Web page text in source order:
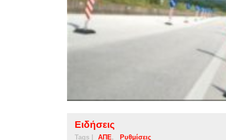
Ειδήσεις
Tags | ΑΠΕ Ρυθμίσεις